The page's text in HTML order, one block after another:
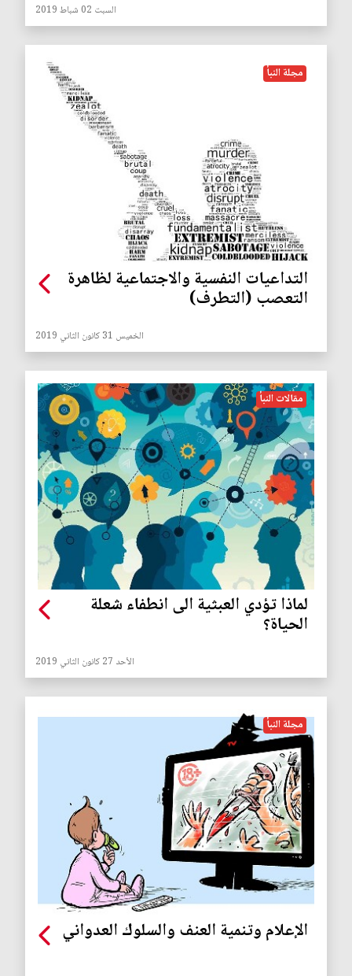
السبت 02 شباط 2019
مجلة النبأ
التداعيات النفسية والاجتماعية لظاهرة
التعصب (التطرف)
الخميس 31 كانون الثاني 2019
مقالات النبأ
لماذا تؤدي العبثية الى انطفاء شعلة
الحياة؟
الأحد 27 كانون الثاني 2019
مجلة النبأ
الإعلام وتنمية العنف والسلوك العدواني